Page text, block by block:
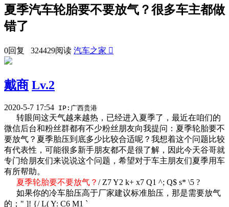
夏季汽车轮胎要不要放气？很多车主都做
错了
0回复 324429阅读 汽车之家 
戴商 Lv.2
2020-5-7 17:54 IP:广西贵港
转眼间这天气越来越热，已经进入夏季了，最近在咱们的
微信后台和粉丝群都有不少粉丝朋友向我提问：夏季轮胎要不
要放气？夏季胎压到底多少比较合适呢？我想着这个问题比较
有代表性，可能很多新手朋友都不是很了解，因此今天谷哥就
专门给朋友们来说说这个问题，希望对于车主朋友们夏季用车
有所帮助。
夏季轮胎要不要放气？ / Z7 Y2 k+ x7 Q1 ^; Q$ s* \5 ?
如果你的冷车胎压高于厂家建议标准胎压，那是需要放气
的； " ]! {/ L( Y: C6 M1 `